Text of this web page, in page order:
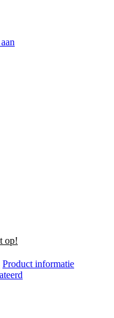
op!
Product informatie